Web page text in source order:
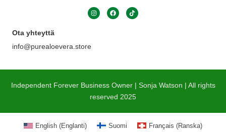
Ota yhteyttä
info@purealoevera.store
Independent Forever Business Owner | Sonja Watson | All rights
reserved 2025
English(Englanti) Suomi Français (Ranska)